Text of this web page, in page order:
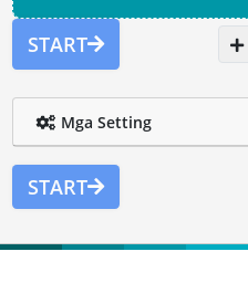
START
Mga Setting
START